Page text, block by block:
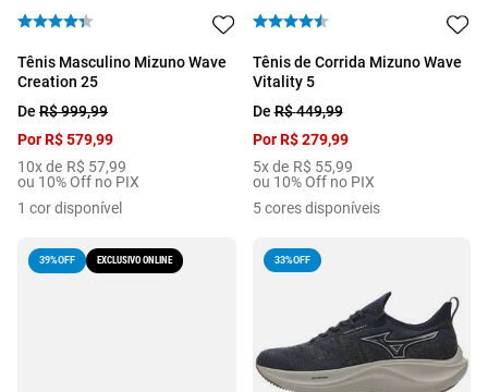
Tênis Masculino Mizuno Wave
Creation 25
De R$999,99
PorR$579,99
10x de R$ 57,99
ou 10% Off no PIX
1 cor disponível
Tênis de Corrida Mizuno Wave
Vitality 5
DeR$449,99
PorR$ 279,99
5x de R$ 55,99
ou 10% Off no PIX
5 cores disponíveis
39%OFF EXCLUSIVO ONLINE 33%OFF